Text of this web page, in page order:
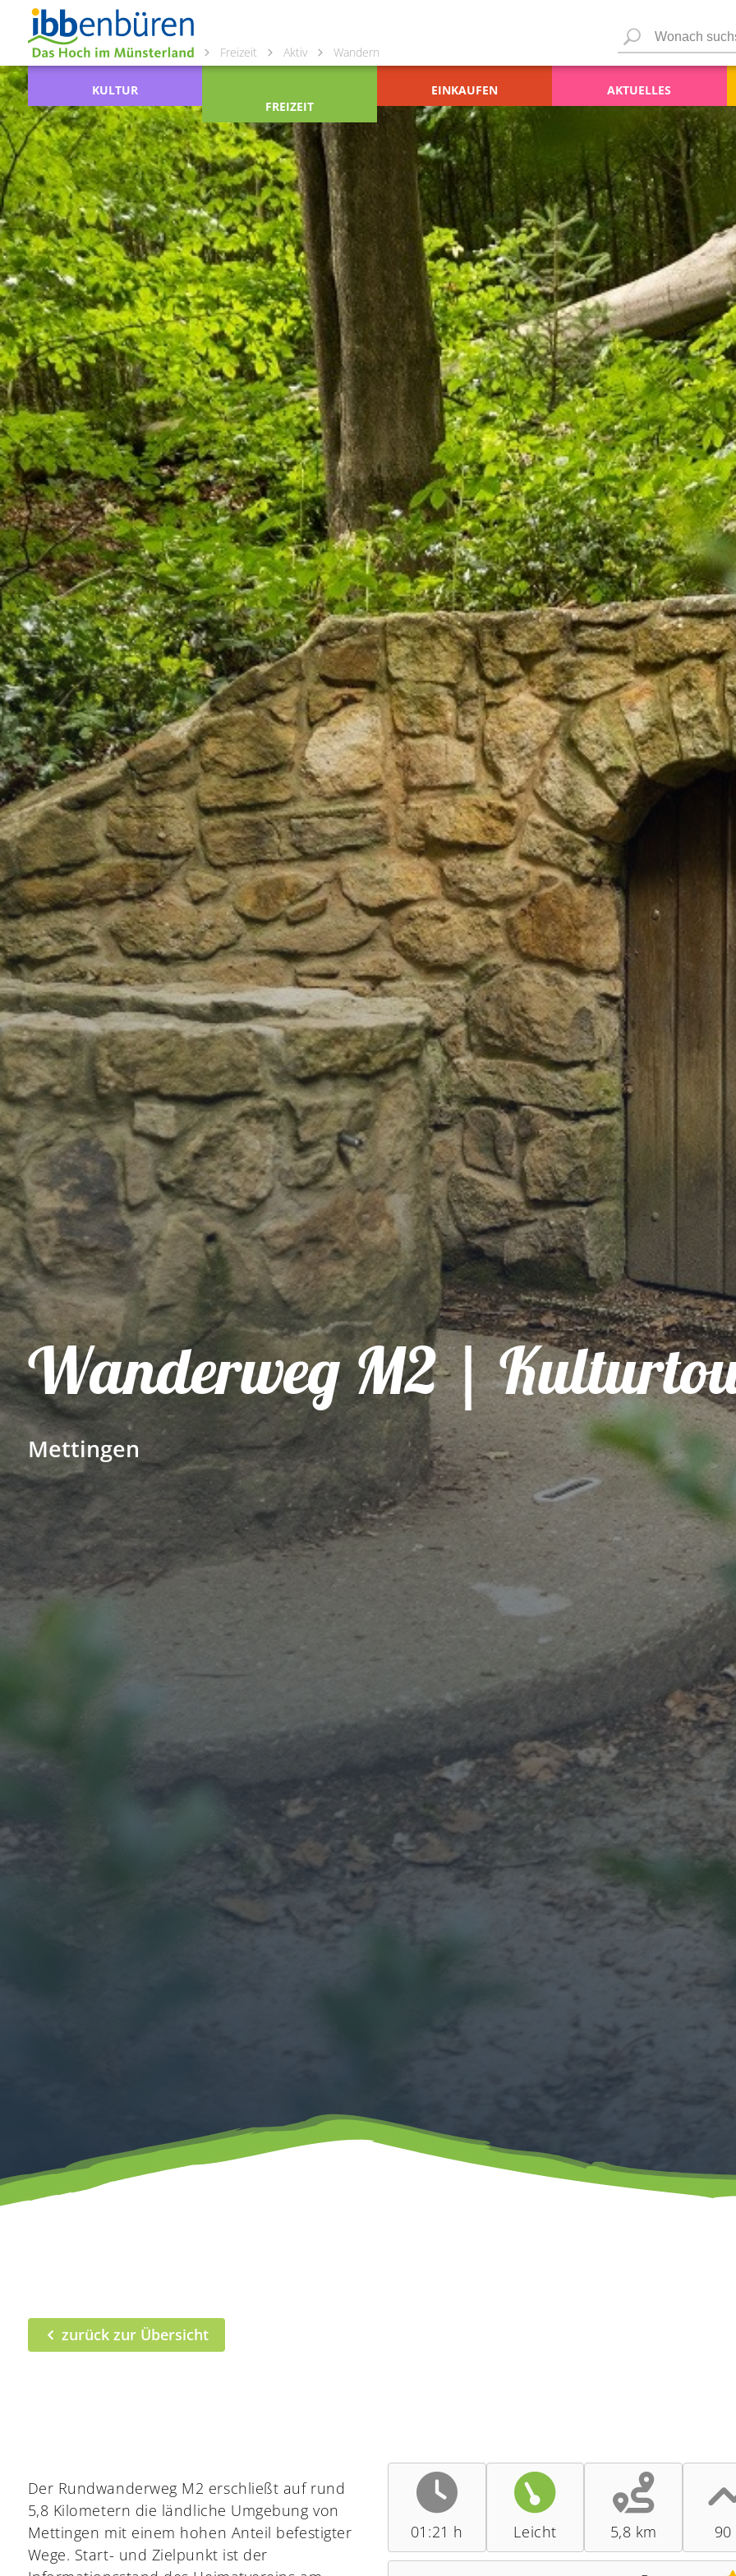
Freizeit Aktiv Wandern
KULTUR
FREIZEIT
EINKAUFEN AKTUELLES
Wanderweg M2 |
Mettingen
zurück zur Übersicht
Der Rundwanderweg M2 erschließt auf rund
5,8 Kilometern die ländliche Umgebung von
Mettingen mit einem hohen Anteil befestigter
Wege. Start- und Zielpunkt ist der
01:21 h Leicht 5,8 km